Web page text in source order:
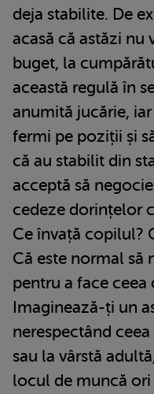
deja stabilite. De
acasă că astăzi nu
buget, la
această regulă în
anumită jucărie,
fermi pe poziții și
că au stabilit din
acceptă să
cedeze dorințelor
Ce învață copilul?
Că este normal să
pentru a face ceea
Imaginează-ți un
nerespectând
sau la vârstă
locul de muncă ori